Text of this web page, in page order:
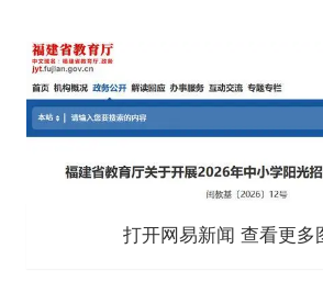
打开网易新闻 查看更多